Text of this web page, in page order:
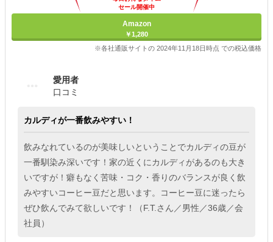
セール開催中
Amazon
￥1,280
※各社通販サイトの 2024年11月18日時点 での税込価格
愛用者
口コミ
カルディが一番飲みやすい！
飲みなれているのが美味しいということでカルディの豆が
一番馴染み深いです！家の近くにカルディがあるのも大き
いですが！癖もなく苦味・コク・香りのバランスが良く飲
みやすいコーヒー豆だと思います。コーヒー豆に迷ったら
ぜひ飲んでみて欲しいです！（F.T.さん／男性／36歳／会
社員）